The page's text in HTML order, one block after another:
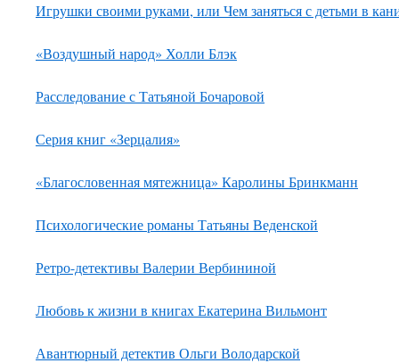
Игрушки своими руками, или Чем заняться с детьми в
«Воздушный народ» Холли Блэк
Расследование с Татьяной Бочаровой
Серия книг «Зерцалия»
«Благословенная мятежница» Каролины Бринкманн
Психологические романы Татьяны Веденской
Ретро-детективы Валерии Вербининой
Любовь к жизни в книгах Екатерина Вильмонт
Авантюрный детектив Ольги Володарской